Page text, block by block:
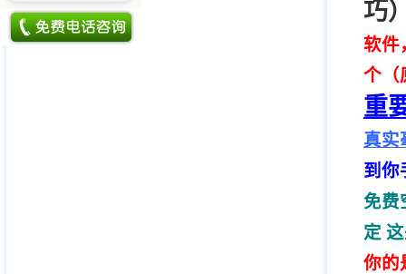
巧
软件
个（
重
真实
到你
免费
定
你的